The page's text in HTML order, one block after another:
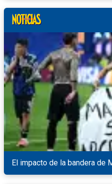
El impacto de la bandera de